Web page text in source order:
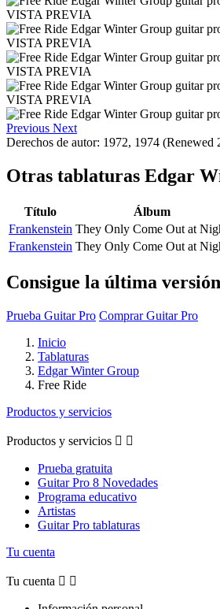
VISTA PREVIA
VISTA PREVIA
VISTA PREVIA
VISTA PREVIA
Previous Next
Derechos de autor: 1972, 1974
Otras tablaturas Edgar
Título Álbum
Frankenstein They Only Come Out at
Frankenstein They Only Come Out at
Consigue la última
Prueba Guitar Pro Comprar Guitar Pro
Inicio
Tablaturas
Edgar Winter Group
Free Ride
Productos y servicios
Productos y servicios  
Prueba gratuita
Guitar Pro 8 Novedades
Programa educativo
Artistas
Guitar Pro tablaturas
Tu cuenta
Tu cuenta  